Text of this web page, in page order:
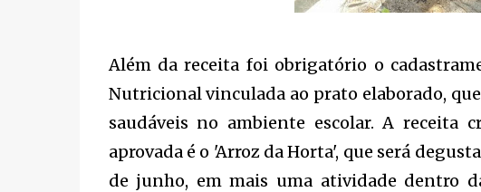
Além da receita foi obrigatório o
Nutricional vinculada ao prato elaborado,
saudáveis no ambiente escolar. A receita
aprovada é o 'Arroz da Horta', que será
de junho, em mais uma atividade dentro